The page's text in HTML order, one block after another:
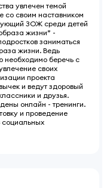
увлечен темой
со своим наставником
ЗОЖ среди детей
жизни” -
заниматься
жизни. Ведь
необходимо беречь с
своих
проекта
и ведут здоровый
и друзья.
онлайн - тренинги.
и проведение